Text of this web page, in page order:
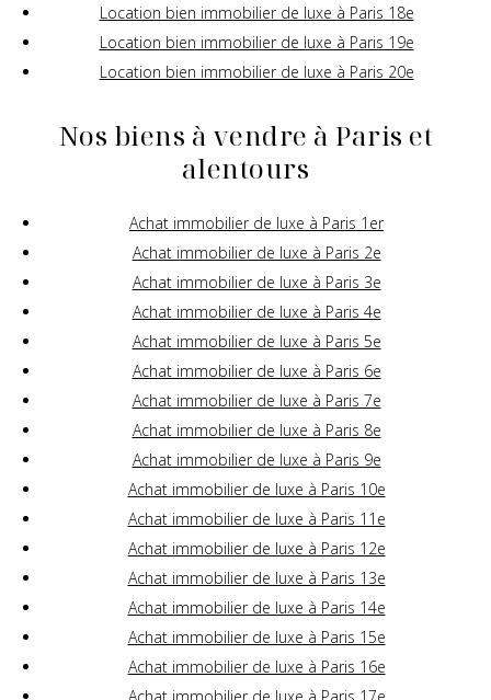
Location bien immobilier de luxe à Paris 18e
Location bien immobilier de luxe à Paris 19e
Location bien immobilier de luxe à Paris 20e
Nos biens à vendre à Paris et
alentours
Achat immobilier de luxe à Paris 1er
Achat immobilier de luxe à Paris 2e
Achat immobilier de luxe à Paris 3e
Achat immobilier de luxe à Paris 4e
Achat immobilier de luxe à Paris 5e
Achat immobilier de luxe à Paris 6e
Achat immobilier de luxe à Paris 7e
Achat immobilier de luxe à Paris 8e
Achat immobilier de luxe à Paris 9e
Achat immobilier de luxe à Paris 10e
Achat immobilier de luxe à Paris 11e
Achat immobilier de luxe à Paris 12e
Achat immobilier de luxe à Paris 13e
Achat immobilier de luxe à Paris 14e
Achat immobilier de luxe à Paris 15e
Achat immobilier de luxe à Paris 16e
Achat immobilier de luxe à Paris 17e